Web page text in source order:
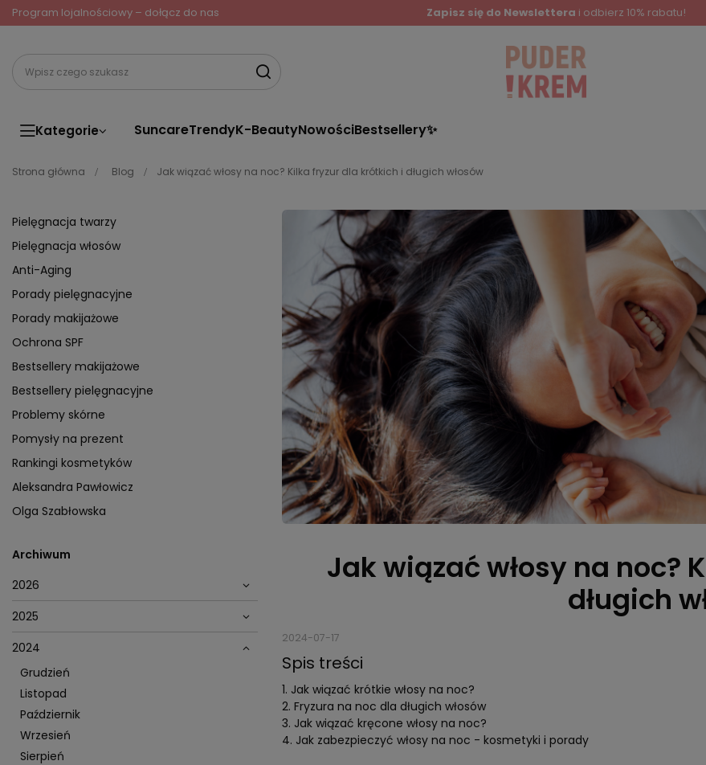
Program lojalnościowy – dołącz do nas Zapisz się do Newslettera i odbierz 10% rabatu!
Kategorie SuncareTrendyK-BeautyNowościBestsellery✨
Strona główna Blog Jak wiązać włosy na noc? Kilka fryzur dla krótkich i długich włosów
Pielęgnacja twarzy
Pielęgnacja włosów
Anti-Aging
Porady pielęgnacyjne
Porady makijażowe
Ochrona SPF
Bestsellery makijażowe
Bestsellery pielęgnacyjne
Problemy skórne
Pomysły na prezent
Rankingi kosmetyków
Aleksandra Pawłowicz
Olga Szabłowska
Archiwum
2026
2025
2024
Grudzień
Listopad
Październik
Wrzesień
Sierpień
Jak wiązać włosy na noc?
długich
2024-07-17
Spis treści
Jak wiązać krótkie włosy na noc?
Fryzura na noc dla długich włosów
Jak wiązać kręcone włosy na noc?
Jak zabezpieczyć włosy na noc - kosmetyki i porady